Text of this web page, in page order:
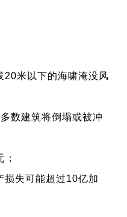
20米以下的海啸淹没风
数建筑将倒塌或被冲
损失可能超过10亿加